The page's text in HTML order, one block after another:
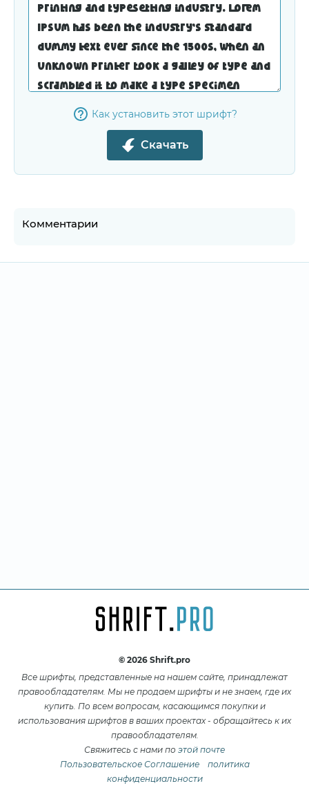
Как установить этот шрифт?
Скачать
Комментарии
© 2026 Shrift.pro
Все шрифты, представленные на нашем сайте, принадлежат
правообладателям. Мы не продаем шрифты и не знаем, где их
купить. По всем вопросам, касающимся покупки и
использования шрифтов в ваших проектах - обращайтесь к их
правообладателям.
Свяжитесь с нами по этой почте
Пользовательское Соглашение
политика
конфиденциальности